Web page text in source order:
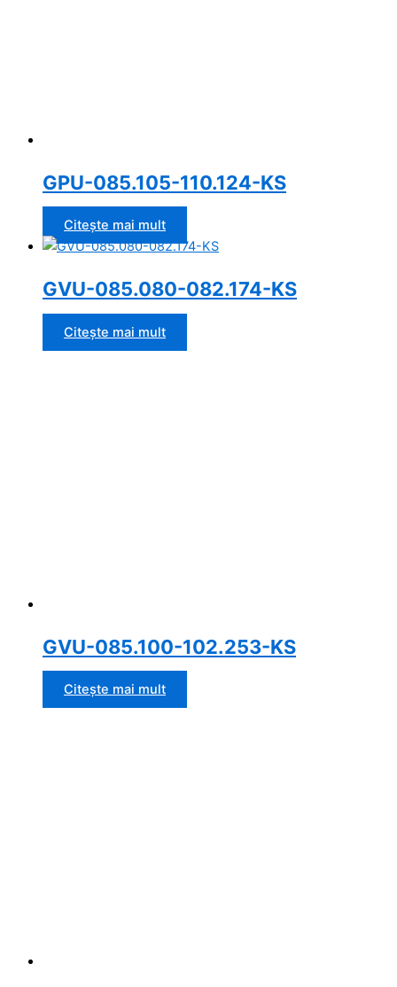
GPU-085.105-110.124-KS
Citește mai mult
GVU-085.080-082.174-KS
Citește mai mult
GVU-085.100-102.253-KS
Citește mai mult